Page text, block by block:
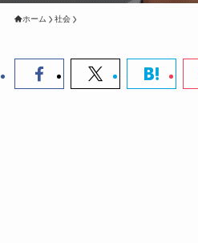
ホーム 社会